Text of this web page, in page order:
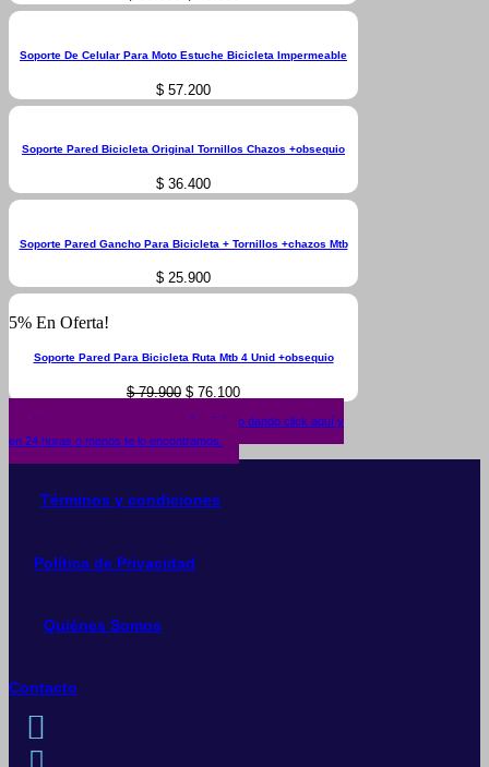
price
price
Soporte De Celular Para Moto Estuche Bicicleta Impermeable
$ 57.200
Soporte Pared Bicicleta Original Tornillos Chazos +obsequio
$ 36.400
Soporte Pared Gancho Para Bicicleta + Tornillos +chazos Mtb
$ 25.900
5% En Oferta!
Soporte Pared Para Bicicleta Ruta Mtb 4 Unid +obsequio
$79.900 Original
was:
$ 79.900.
$ 76.100Current
is:
¿No encuentras lo que buscas? solicítalo dando click aquí y
en 24 horas o menos te lo encontramos.
Términos y condiciones
Política de Privacidad
Quiénes Somos
Contacto